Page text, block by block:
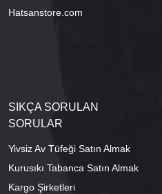
Hatsanstore.com
SIKÇA SORULAN
SORULAR
Yivsiz Av Tüfeği Satın Almak
Kurusıkı Tabanca Satın Almak
Kargo Şirketleri